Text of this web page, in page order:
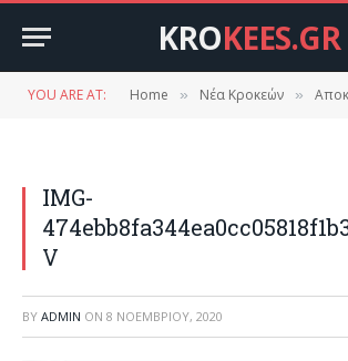
KROKEES.GR
YOU ARE AT: Home » Νέα Κροκεών » Αποκατάσταση
IMG-
V
BY ADMIN ON 8 ΝΟΕΜΒΡΊΟΥ, 2020